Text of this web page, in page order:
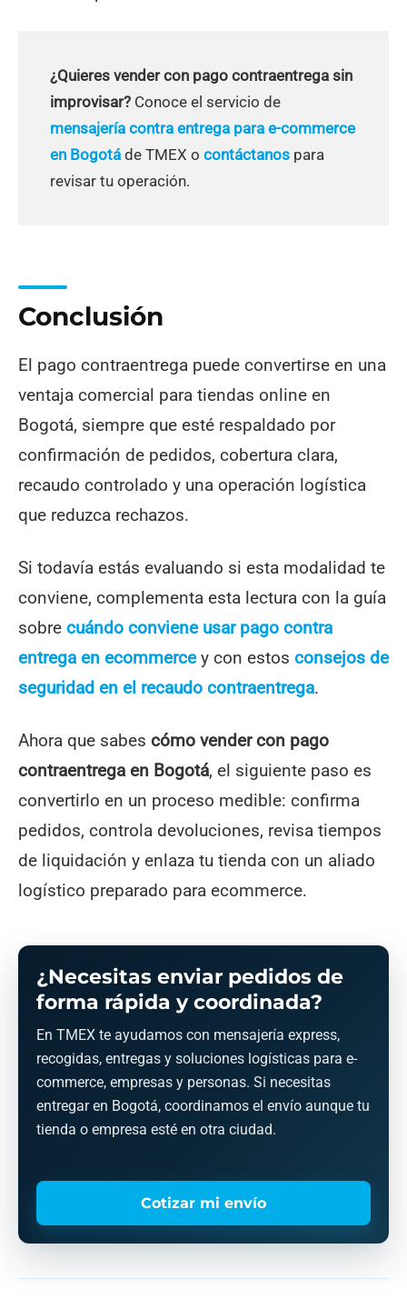
¿Quieres vender con pago contraentrega sin
improvisar?Conoce el servicio de
mensajería contra entrega para e-commerce
en Bogotáde TMEX o contáctanospara
revisar tu operación.
Conclusión
El pago contraentrega puede convertirse en una
ventaja comercial para tiendas online en
Bogotá, siempre que esté respaldado por
confirmación de pedidos, cobertura clara,
recaudo controlado y una operación logística
que reduzca rechazos.
Si todavía estás evaluando si esta modalidad te
conviene, complementa esta lectura con la guía
sobre cuándo conviene usar pago contra
entrega en ecommercey con estos consejos de
seguridad en el recaudo contraentrega.
Ahora que sabes cómo vender con pago
contraentrega en Bogotá, el siguiente paso es
convertirlo en un proceso medible: confirma
pedidos, controla devoluciones, revisa tiempos
de liquidación y enlaza tu tienda con un aliado
logístico preparado para ecommerce.
¿Necesitas enviar pedidos de
forma rápida y coordinada?
En TMEX te ayudamos con mensajería express,
recogidas, entregas y soluciones logísticas para e-
commerce, empresas y personas. Si necesitas
entregar en Bogotá, coordinamos el envío aunque tu
tienda o empresa esté en otra ciudad.
Cotizar mi envío